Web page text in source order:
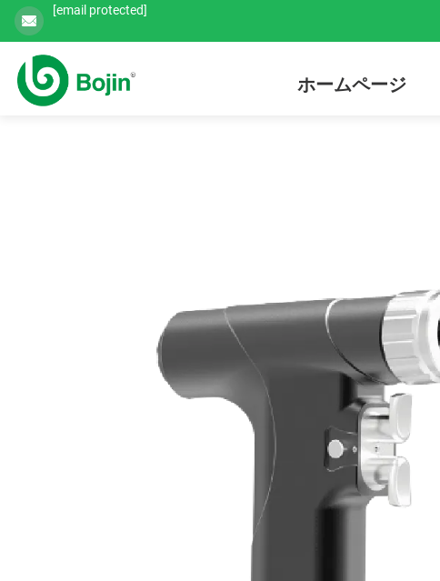
[email protected]
ホームページ